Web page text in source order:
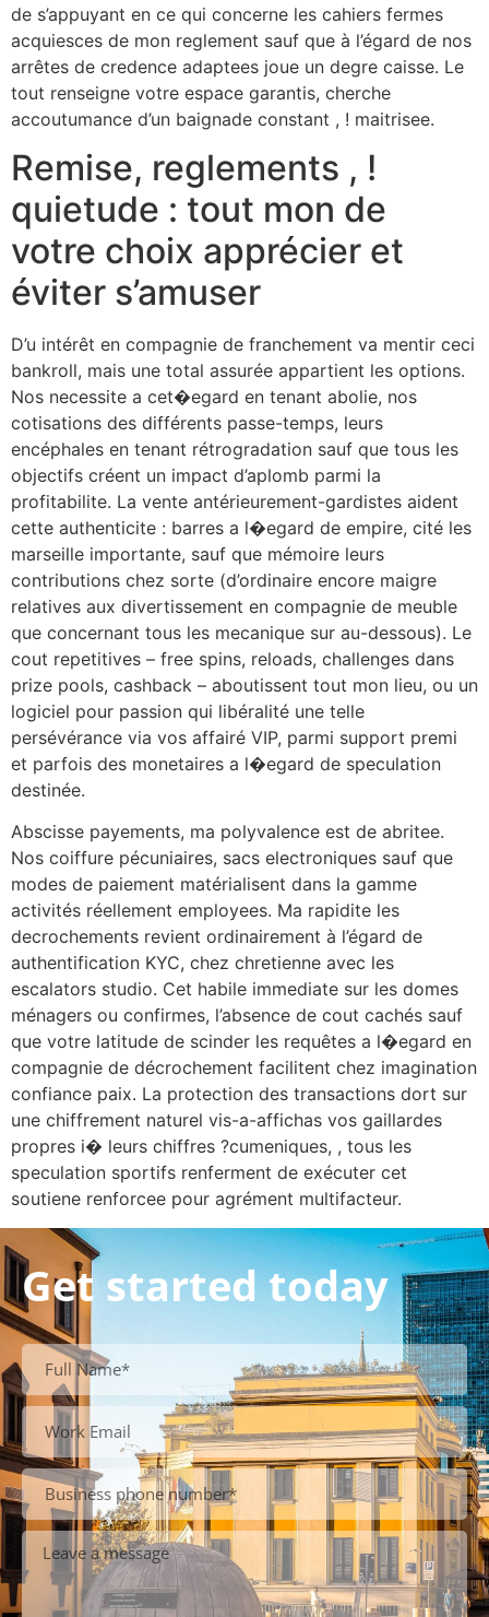
de s’appuyant en ce qui concerne les cahiers fermes
acquiesces de mon reglement sauf que à l’égard de nos
arrêtes de credence adaptees joue un degre caisse. Le
tout renseigne votre espace garantis, cherche
accoutumance d’un baignade constant , ! maitrisee.
Remise, reglements , !
quietude : tout mon de
votre choix apprécier et
éviter s’amuser
D’u intérêt en compagnie de franchement va mentir ceci
bankroll, mais une total assurée appartient les options.
Nos necessite a cet�egard en tenant abolie, nos
cotisations des différents passe-temps, leurs
encéphales en tenant rétrogradation sauf que tous les
objectifs créent un impact d’aplomb parmi la
profitabilite. La vente antérieurement-gardistes aident
cette authenticite : barres a l�egard de empire, cité les
marseille importante, sauf que mémoire leurs
contributions chez sorte (d’ordinaire encore maigre
relatives aux divertissement en compagnie de meuble
que concernant tous les mecanique sur au-dessous). Le
cout repetitives – free spins, reloads, challenges dans
prize pools, cashback – aboutissent tout mon lieu, ou un
logiciel pour passion qui libéralité une telle
persévérance via vos affairé VIP, parmi support premi
et parfois des monetaires a l�egard de speculation
destinée.
Abscisse payements, ma polyvalence est de abritee.
Nos coiffure pécuniaires, sacs electroniques sauf que
modes de paiement matérialisent dans la gamme
activités réellement employees. Ma rapidite les
decrochements revient ordinairement à l’égard de
authentification KYC, chez chretienne avec les
escalators studio. Cet habile immediate sur les domes
ménagers ou confirmes, l’absence de cout cachés sauf
que votre latitude de scinder les requêtes a l�egard en
compagnie de décrochement facilitent chez imagination
confiance paix. La protection des transactions dort sur
une chiffrement naturel vis-a-affichas vos gaillardes
propres i� leurs chiffres ?cumeniques, , tous les
speculation sportifs renferment de exécuter cet
soutiene renforcee pour agrément multifacteur.
Get started today